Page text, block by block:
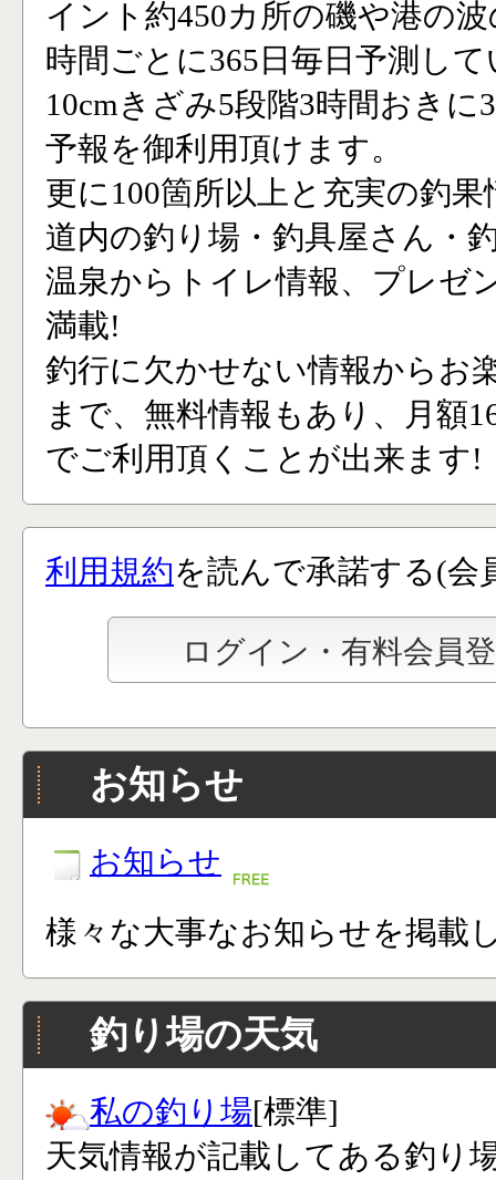
イント約450カ所の磯や港の
時間ごとに365日毎日予測し
10cmきざみ5段階3時間おきに
予報を御利用頂けます。
更に100箇所以上と充実の釣果
道内の釣り場・釣具屋さん・
温泉からトイレ情報、プレゼ
満載!
釣行に欠かせない情報からお
まで、無料情報もあり、月額
でご利用頂くことが出来ます!
利用規約を読んで承諾する(会
お知らせ
お知らせ
様々な大事なお知らせを掲載
釣り場の天気
私の釣り場[標準]
天気情報が記載してある釣り